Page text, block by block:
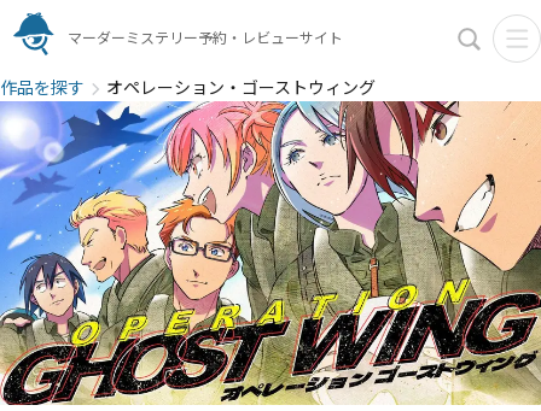
マーダーミステリー予約・レビューサイト
作品を探す オペレーション・ゴーストウィング